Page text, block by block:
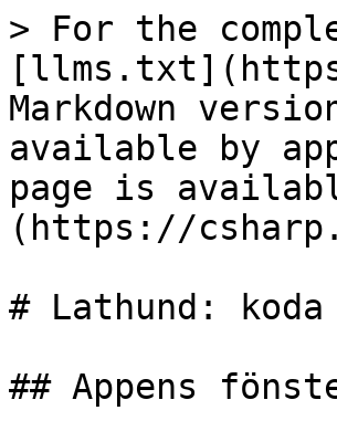
> For the
Markdown
available by
page is
(https://
# Lathund:
## Appens